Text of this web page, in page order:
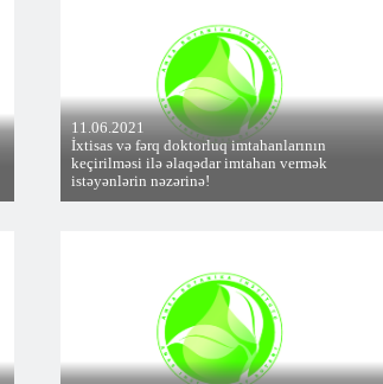
11.06.2021
İxtisas və fərq doktorluq imtahanlarının
keçirilməsi ilə əlaqədar imtahan vermək
istəyənlərin nəzərinə!